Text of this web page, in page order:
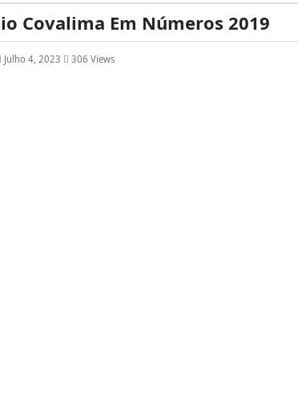
Covalima Em Números 2019
Julho 4, 2023 306 Views